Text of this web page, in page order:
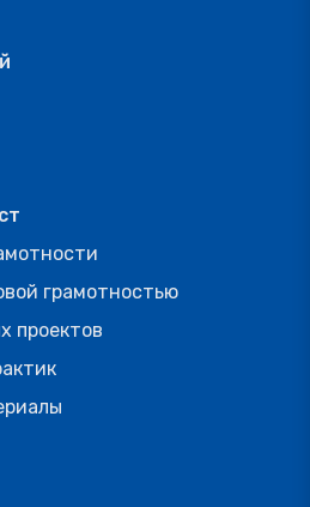
грамотностью
проектов